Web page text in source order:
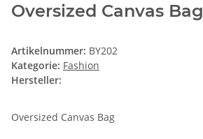
Oversized Canvas Bag
Artikelnummer: BY202
Kategorie: Fashion
Hersteller:
Oversized Canvas Bag